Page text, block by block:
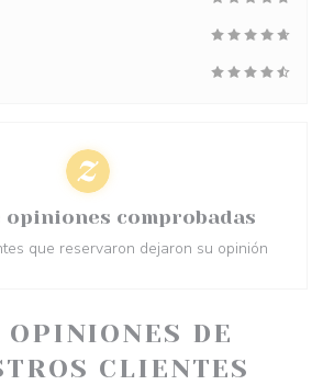
OPINIONES DE
CLIENTES
opiniones comprobadas
que reservaron dejaron su opinión